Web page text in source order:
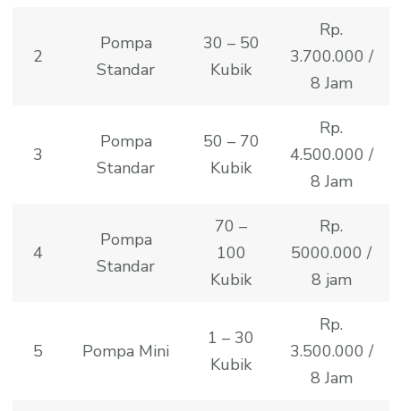
2
Pompa
Standar
30 – 50
Kubik
Rp.
3.700.000 /
8 Jam
3
Pompa
Standar
50 – 70
Kubik
Rp.
4.500.000 /
8 Jam
4
Pompa
Standar
70 –
100
Kubik
Rp.
5000.000 /
8 jam
5 Pompa Mini
1 – 30
Kubik
Rp.
3.500.000 /
8 Jam